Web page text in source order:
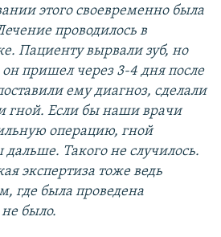
этого своевременно была
проводилось в
Пациенту вырвали зуб, но
пришел через 3-4 дня после
ему диагноз, сделали
гной. Если бы наши врачи
операцию, гной
дальше. Такого не случилось.
экспертиза тоже ведь
где была проведена
было.